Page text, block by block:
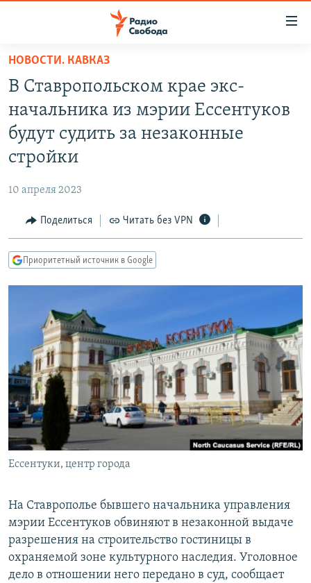
упрощенного
доступа
основному
содержанию
Вернутся
навигации
Вернутся
ПОДКАСТЫ
АВТОРСКИЕ ПРОЕКТЫ
ЦИТАТЫ СВОБОДЫ
КУЛЬТУРА
IDEL.РЕАЛИИ
КАВКАЗ.РЕАЛИИ
РАСПИСАНИЕ ВЕЩАНИЯ
ПОДПИШИТЕСЬ НА РАССЫЛКУ
СОЦИАЛЬНЫЕ СЕТИ
НОВОСТИ. КАВКАЗ
В Ставропольском крае экс-
начальника из мэрии Ессентуков
будут судить за незаконные
стройки
10 апреля 2023
Поделиться Читать без VPN
Приоритетный источник в Google
Ессентуки, центр города
На Ставрополье бывшего начальника управления
мэрии Ессентуков обвиняют в незаконной выдаче
разрешения на строительство гостиницы в
охраняемой зоне культурного наследия. Уголовное
дело в отношении него передано в суд, сообщает